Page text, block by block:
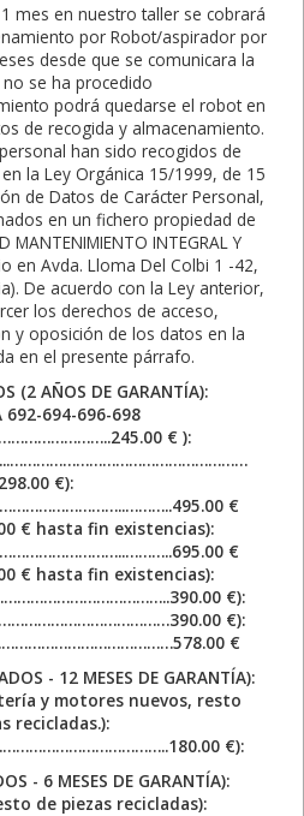
mes en nuestro taller se cobrará
por Robot/aspirador por
desde que se comunicara la
se ha procedido
podrá quedarse el robot en
de recogida y almacenamiento.
han sido recogidos de
la Ley Orgánica 15/1999, de 15
de Datos de Carácter Personal,
en un fichero propiedad de
MANTENIMIENTO INTEGRAL Y
en Avda. Lloma Del Colbi 1 -42,
De acuerdo con la Ley anterior,
los derechos de acceso,
y oposición de los datos en la
en el presente párrafo.
(2 AÑOS DE GARANTÍA):
692-694-696-698
€ ):
298.00 €):
€
€ hasta fin existencias):
€
€ hasta fin existencias):
€):
€):
€
- 12 MESES DE GARANTÍA):
y motores nuevos, resto
recicladas.):
€):
- 6 MESES DE GARANTÍA):
de piezas recicladas):